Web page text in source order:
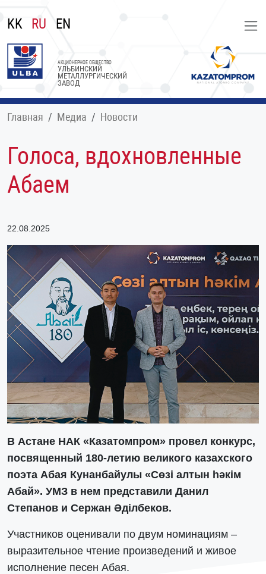
KK RU EN
УЛЬБИНСКИЙ
МЕТАЛЛУРГИЧЕСКИЙ
ЗАВОД
АКЦИОНЕРНОЕ ОБЩЕСТВО
Главная Медиа Новости
Голоса, вдохновленные
Абаем
22.08.2025
В Астане НАК «Казатомпром» провел конкурс,
посвященный 180-летию великого казахского
поэта Абая Кунанбайулы «Сөзі алтын һәкім
Абай». УМЗ в нем представили Данил
Степанов и Сержан Әділбеков.
Участников оценивали по двум номинациям –
выразительное чтение произведений и живое
исполнение песен Абая.